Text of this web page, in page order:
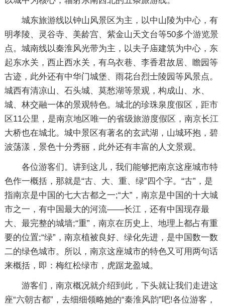
城东旅游线以钟山风景区为主，以中山陵为中心，有
明孝陵、灵谷寺、美龄宫、紫金山天文台等50多个游览景
点。城南线以秦淮风光带为主，以夫子庙建筑为中心，东
起东水关，西止西水关，有乌衣巷、李香君故居、瞻园等
古迹，此外还有中华门城堡、雨花台烈士陵园等风景点。
城西有清凉山、石头城、莫愁湖等景观，构成山、水、
城、林交融一体的景观特色。城北的珍珠泉度假区，距市
区11公里，是南京地区唯一的省级旅游度假区，南京长江
大桥也在城北。城中景区有著名的玄武湖，山城环抱，碧
波荡漾，景色十分秀丽，此外还有丰富的人文景观。
各位游客们。讲到这儿，我们能够把南京这座城市特
色作一概括，那就是“古、大、重、绿”四个字。“古”，是
指南京是中国的七大古都之一;“大”，南京是中国的十大城
市之一，有中国最大的河流――长江，还有中国现存最
大、最完整的城墙;“重”，南京在历史上、地理上都占有重
要的位置;“绿”，南京植被良好、绿化先进，是中国数一数
二的绿色城市。所以，南京这座城市的特色又可用两句话
来概括，即：梅红松绿市，虎踞龙盈城。
游客们，南京概况就介绍到此，下头就让我们走进这
座“六朝古都”，去细细领略她的“秦淮风韵”吧!各位游客，